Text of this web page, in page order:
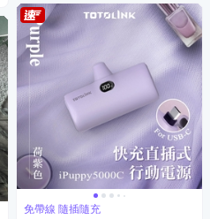
免帶線 隨插隨充